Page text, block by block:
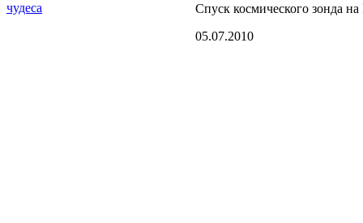
чудеса
Спуск космического зонда
05.07.2010